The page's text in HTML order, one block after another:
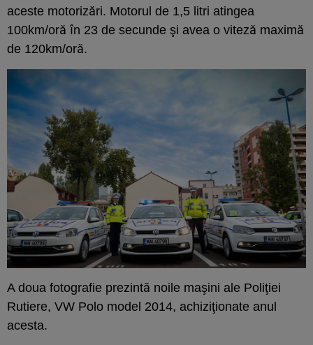
aceste motorizări. Motorul de 1,5 litri atingea
100km/oră în 23 de secunde şi avea o viteză maximă
de 120km/oră.
A doua fotografie prezintă noile maşini ale Poliţiei
Rutiere, VW Polo model 2014, achiziţionate anul
acesta.